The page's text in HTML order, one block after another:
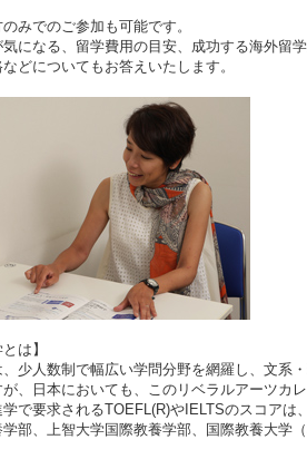
みでのご参加も可能です。
になる、留学費用の目安、成功する海外留
どについてもお答えいたします。
は】
少人数制で幅広い学問分野を網羅し、文系
、日本においても、このリベラルアーツカ
で要求されるTOEFL(R)やIELTSのスコア
部、上智大学国際教養学部、国際教養大学